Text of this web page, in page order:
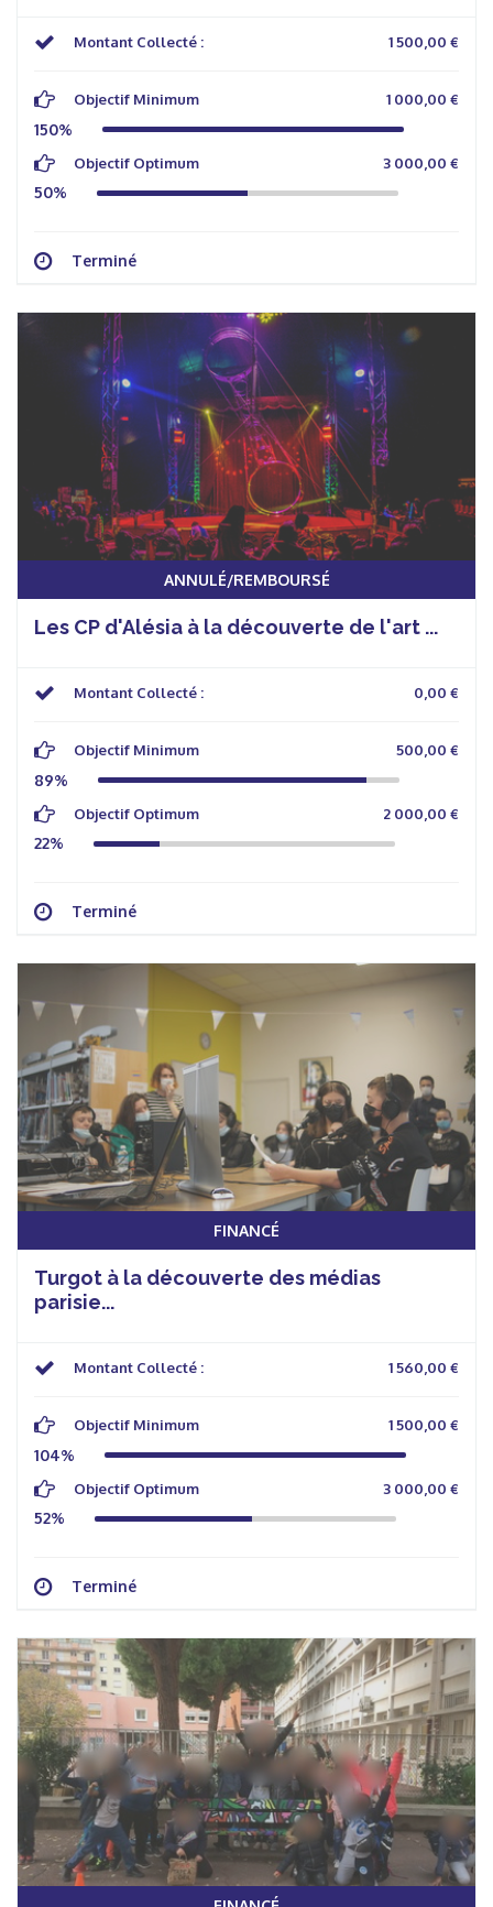
Montant Collecté : 1 500,00 €
Objectif Minimum 1 000,00 €
150%
Objectif Optimum 3 000,00 €
50%
Terminé
ANNULÉ/REMBOURSÉ
Les CP d'Alésia à la découverte de l'art ...
Montant Collecté : 0,00 €
Objectif Minimum 500,00 €
89%
Objectif Optimum 2 000,00 €
22%
Terminé
FINANCÉ
Turgot à la découverte des médias
parisie...
Montant Collecté : 1 560,00 €
Objectif Minimum 1 500,00 €
104%
Objectif Optimum 3 000,00 €
52%
Terminé